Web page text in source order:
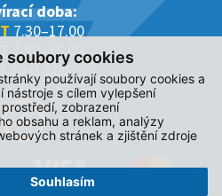
soubory cookies
používají soubory cookies a
nástroje s cílem vylepšení
zobrazení
obsahu a reklam, analýzy
stránek a zjištění zdroje
Souhlasím
doba:
7.30–17.00
7.30–16.00